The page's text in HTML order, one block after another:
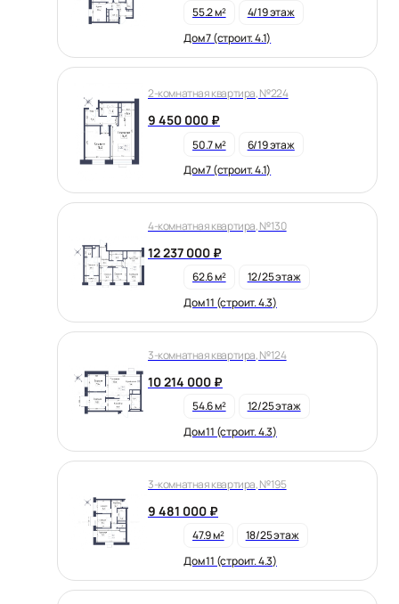
55.2 м²
4/19 этаж
Дом 7 (строит. 4.1)
2-комнатная квартира, №224
9 450 000 ₽
50.7 м²
6/19 этаж
Дом 7 (строит. 4.1)
4-комнатная квартира, №130
12 237 000 ₽
62.6 м²
12/25 этаж
Дом 11 (строит. 4.3)
3-комнатная квартира, №124
10 214 000 ₽
54.6 м²
12/25 этаж
Дом 11 (строит. 4.3)
3-комнатная квартира, №195
9 481 000 ₽
47.9 м²
18/25 этаж
Дом 11 (строит. 4.3)